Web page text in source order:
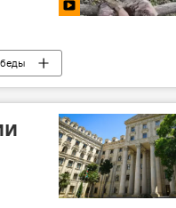
Окуджава